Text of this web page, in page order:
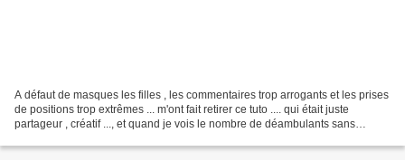
A défaut de masques les filles , les commentaires trop arrogants et les prises
de positions trop extrêmes ... m'ont fait retirer ce tuto .... qui était juste
partageur , créatif ..., et quand je vois le nombre de déambulants sans